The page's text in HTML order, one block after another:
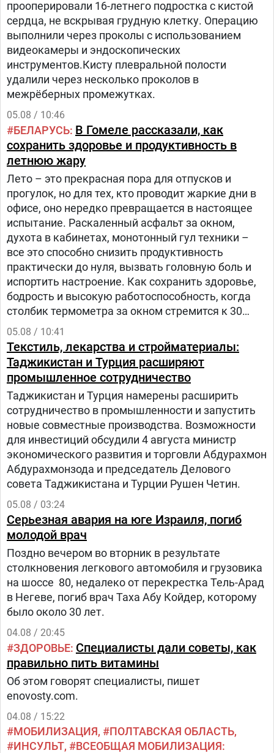
прооперировали 16-летнего подростка с кистой
сердца, не вскрывая грудную клетку. Операцию
выполнили через проколы с использованием
видеокамеры и эндоскопических
инструментов.Кисту плевральной полости
удалили через несколько проколов в
межрёберных промежутках.
05.08 / 10:46
БЕЛАРУСЬ В Гомеле рассказали, как
сохранить здоровье и продуктивность в
летнюю жару
Лето – это прекрасная пора для отпусков и
прогулок, но для тех, кто проводит жаркие дни в
офисе, оно нередко превращается в настоящее
испытание. Раскаленный асфальт за окном,
духота в кабинетах, монотонный гул техники –
все это способно снизить продуктивность
практически до нуля, вызвать головную боль и
испортить настроение. Как сохранить здоровье,
бодрость и высокую работоспособность, когда
столбик термометра за окном стремится к 30
градусам и выше? – рассказала заведующий
отделом общественного здоровья Анастасия
Степанькова.
05.08 / 10:41
Текстиль, лекарства и стройматериалы:
Таджикистан и Турция расширяют
промышленное сотрудничество
Таджикистан и Турция намерены расширить
сотрудничество в промышленности и запустить
новые совместные производства. Возможности
для инвестиций обсудили 4 августа министр
экономического развития и торговли Абдурахмон
Абдурахмонзода и председатель Делового
совета Таджикистана и Турции Рушен Четин.
05.08 / 03:24
Серьезная авария на юге Израиля, погиб
молодой врач
Поздно вечером во вторник в результате
столкновения легкового автомобиля и грузовика
на шоссе 80, недалеко от перекрестка Тель-Арад
в Негеве, погиб врач Таха Абу Койдер, которому
было около 30 лет.
04.08 / 20:45
ЗДОРОВЬЕ Специалисты дали советы, как
правильно пить витамины
Об этом говорят специалисты, пишет
enovosty.com.
04.08 / 15:22
МОБИЛИЗАЦИЯ
ПОЛТАВСКАЯ ОБЛАСТЬ
ИНСУЛЬТ
ВСЕОБЩАЯ МОБИЛИЗАЦИЯ